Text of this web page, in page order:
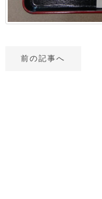
前の記事へ